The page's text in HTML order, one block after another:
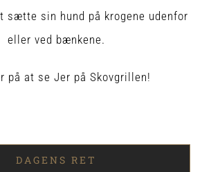
sætte sin hund på krogene udenfor
eller ved bænkene.
på at se Jer på Skovgrillen!
DAGENS RET